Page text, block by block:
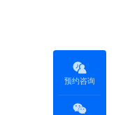
预约咨询